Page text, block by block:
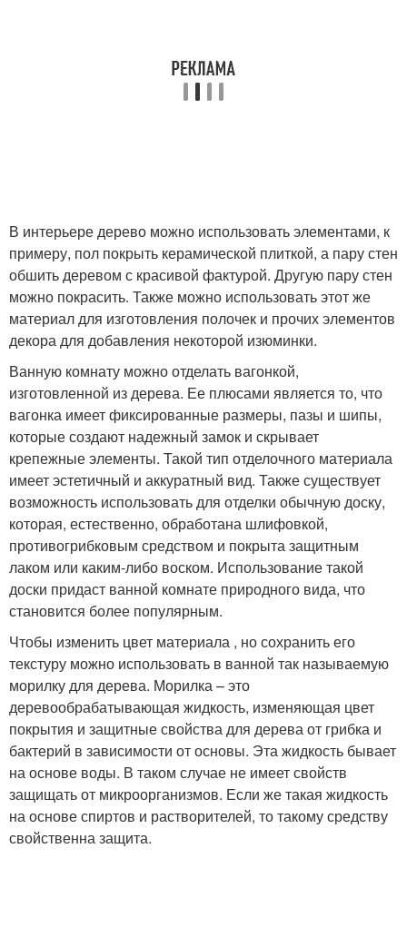
В интерьере дерево можно использовать элементами, к
примеру, пол покрыть керамической плиткой, а пару стен
обшить деревом с красивой фактурой. Другую пару стен
можно покрасить. Также можно использовать этот же
материал для изготовления полочек и прочих элементов
декора для добавления некоторой изюминки.
Ванную комнату можно отделать вагонкой,
изготовленной из дерева. Ее плюсами является то, что
вагонка имеет фиксированные размеры, пазы и шипы,
которые создают надежный замок и скрывает
крепежные элементы. Такой тип отделочного материала
имеет эстетичный и аккуратный вид. Также существует
возможность использовать для отделки обычную доску,
которая, естественно, обработана шлифовкой,
противогрибковым средством и покрыта защитным
лаком или каким-либо воском. Использование такой
доски придаст ванной комнате природного вида, что
становится более популярным.
Чтобы изменить цвет материала , но сохранить его
текстуру можно использовать в ванной так называемую
морилку для дерева. Морилка – это
деревообрабатывающая жидкость, изменяющая цвет
покрытия и защитные свойства для дерева от грибка и
бактерий в зависимости от основы. Эта жидкость бывает
на основе воды. В таком случае не имеет свойств
защищать от микроорганизмов. Если же такая жидкость
на основе спиртов и растворителей, то такому средству
свойственна защита.